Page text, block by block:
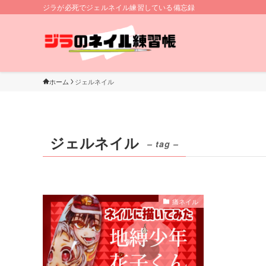
ジラが必死でジェルネイル練習している備忘録
ホーム ジェルネイル
ジェルネイル – tag –
痛ネイル